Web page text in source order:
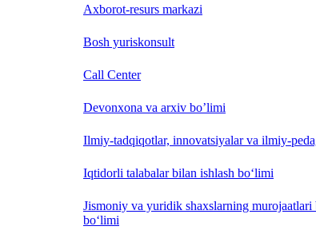
Axborot-resurs markazi
Bosh yuriskonsult
Call Center
Devonxona va arxiv bo’limi
Ilmiy-tadqiqotlar, innovatsiyalar va ilmiy-
Iqtidorli talabalar bilan ishlash bo‘limi
Jismoniy va yuridik shaxslarning
bo‘limi